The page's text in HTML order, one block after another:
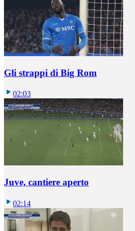
Gli strappi di Big Rom
02:03
Juve, cantiere aperto
02:14